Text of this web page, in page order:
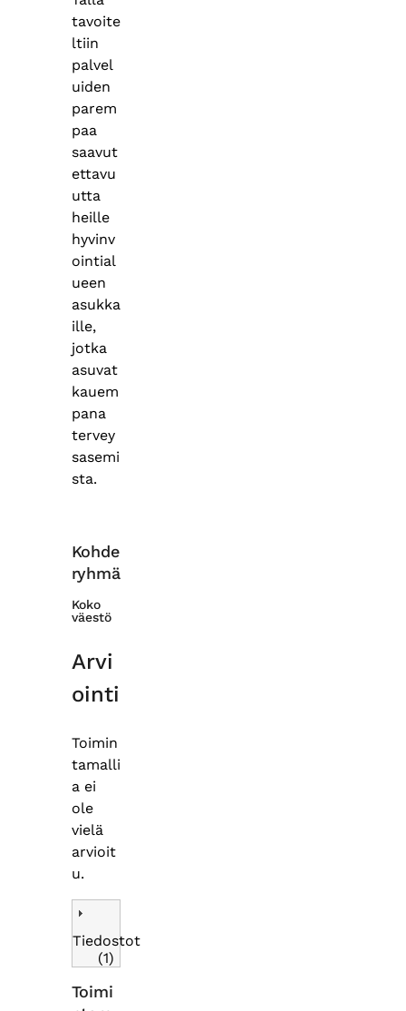
tavoite
ltiin
palvel
uiden
parem
paa
saavut
ettavu
utta
heille
hyvinv
ointial
ueen
asukka
ille,
jotka
asuvat
kauem
pana
tervey
sasemi
sta.
Kohde
ryhmä
Koko
väestö
Arvi
ointi
Toimin
tamalli
a ei
ole
vielä
arvioit
u.
Tiedostot
(1)
Toimi